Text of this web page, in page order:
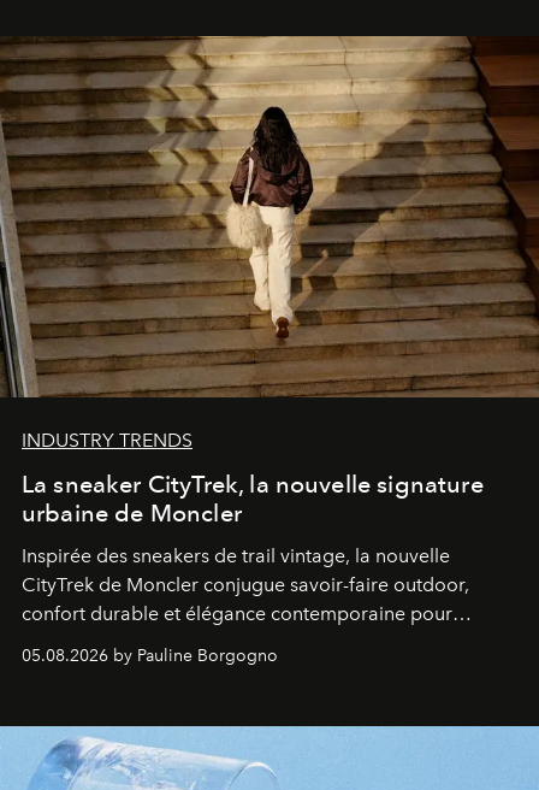
INDUSTRY TRENDS
La sneaker CityTrek, la nouvelle signature
urbaine de Moncler
Inspirée des sneakers de trail vintage, la nouvelle
CityTrek de Moncler conjugue savoir-faire outdoor,
confort durable et élégance contemporaine pour
05.08.2026 by Pauline Borgogno